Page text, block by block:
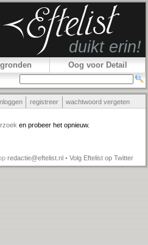
Oog voor Detail
Inloggen registreer wachtwoord vergeten
en probeer het opnieuw.
redactie@eftelist.nl • Volg Eftelist op Twitter